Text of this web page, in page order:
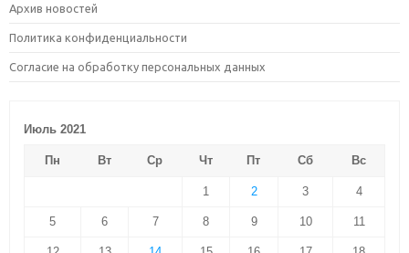
Архив новостей
Политика конфиденциальности
Согласие на обработку персональных данных
Июль 2021
Пн Вт Ср Чт Пт Сб Вс
1 2 3 4
5 6 7 8 9 10 11